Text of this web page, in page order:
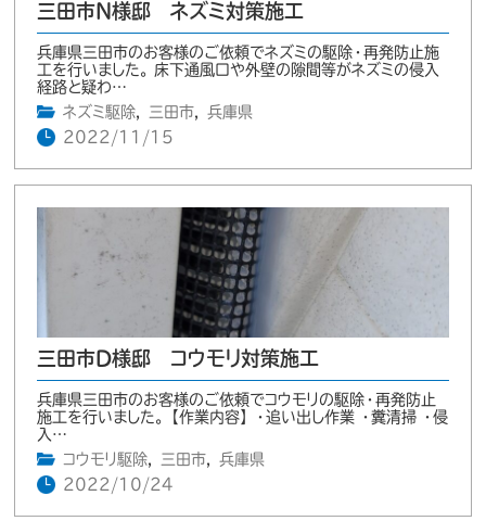
三田市N様邸 ネズミ対策施工
兵庫県三田市のお客様のご依頼でネズミの駆除・再発防止施
工を行いました。 床下通風口や外壁の隙間等がネズミの侵入
経路と疑わ…
ネズミ駆除, 三田市,
兵庫県
2022/11/15
三田市D様邸 コウモリ対策施工
兵庫県三田市のお客様のご依頼でコウモリの駆除・再発防止
施工を行いました。 【作業内容】 ・追い出し作業 ・糞清掃 ・侵
入…
コウモリ駆除
三田市
兵庫県
2022/10/24